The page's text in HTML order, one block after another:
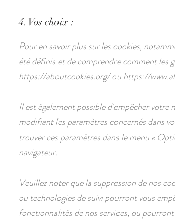
4. Vos choix :
Pour en savoir plus sur les cookies,
été définis et de comprendre comment les
https://aboutcookies.org/ouhttps://
Il est également possible d'empêcher votre
modifiant les paramètres concernés dans
trouver ces paramètres dans le menu«
navigateur.
Veuillez noter que la suppression de nos
ou technologies de suivi pourront vous
fonctionnalités de nos services, ou